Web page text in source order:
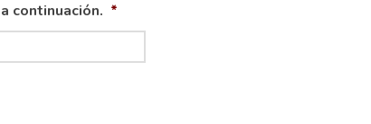
continuación. *